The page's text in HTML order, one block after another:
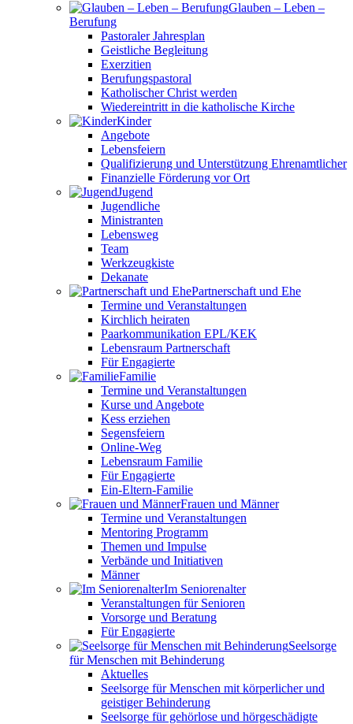
Glauben – Leben –
Berufung
Pastoraler Jahresplan
Geistliche Begleitung
Exerzitien
Berufungspastoral
Katholischer Christ werden
Wiedereintritt in die katholische Kirche
Kinder
Angebote
Lebensfeiern
Qualifizierung und Unterstützung Ehrenamtlicher
Finanzielle Förderung vor Ort
Jugend
Jugendliche
Ministranten
Lebensweg
Team
Werkzeugkiste
Dekanate
Partnerschaft und Ehe
Termine und Veranstaltungen
Kirchlich heiraten
Paarkommunikation EPL/KEK
Lebensraum Partnerschaft
Für Engagierte
Familie
Termine und Veranstaltungen
Kurse und Angebote
Kess erziehen
Segensfeiern
Online-Weg
Lebensraum Familie
Für Engagierte
Ein-Eltern-Familie
Frauen und Männer
Termine und Veranstaltungen
Mentoring Programm
Themen und Impulse
Verbände und Initiativen
Männer
Im Seniorenalter
Veranstaltungen für Senioren
Vorsorge und Beratung
Für Engagierte
Seelsorge
für Menschen mit Behinderung
Aktuelles
Seelsorge für Menschen mit körperlicher und
geistiger Behinderung
Seelsorge für gehörlose und hörgeschädigte